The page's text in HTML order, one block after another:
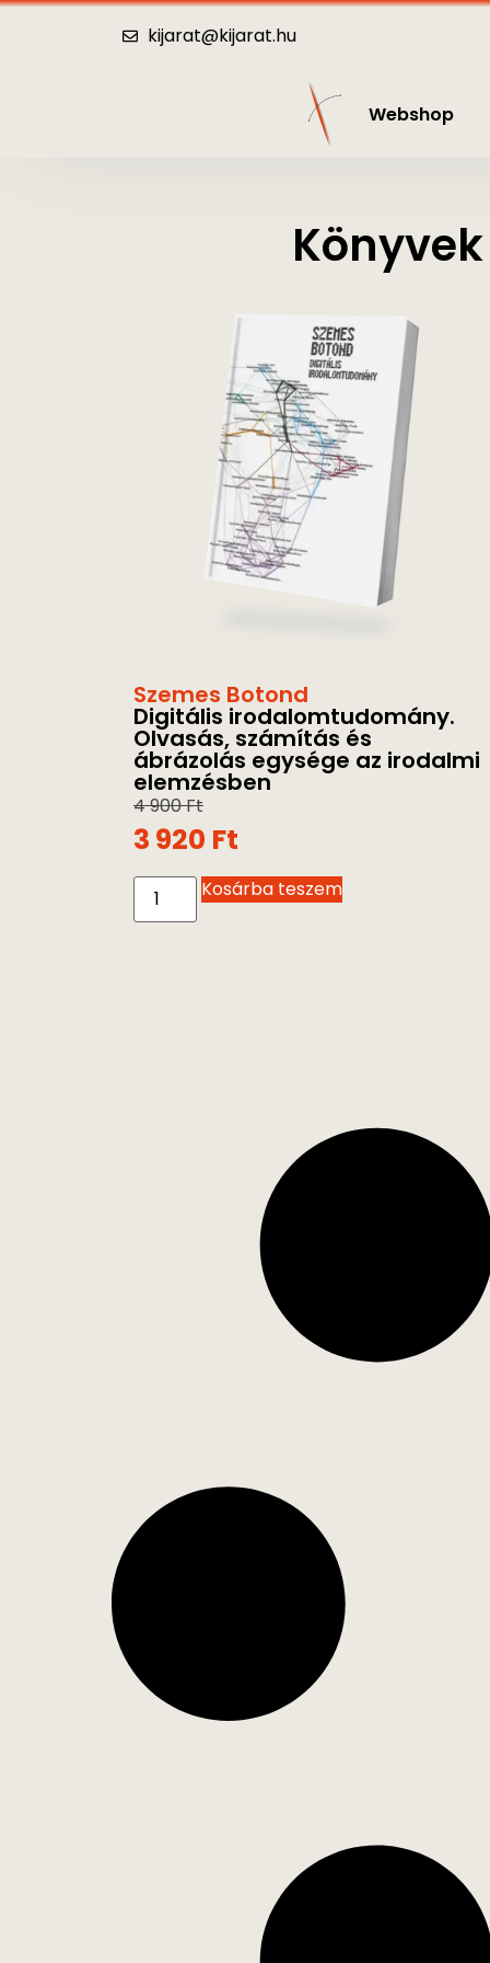
kijarat@kijarat.hu
Webshop
Webshop Katalógus
Szemes Botond
Digitális irodalomtudomány.
Olvasás, számítás és
ábrázolás egysége az irodalmi
elemzésben
4 900Ft
3 920 Ft
Kosárba teszem